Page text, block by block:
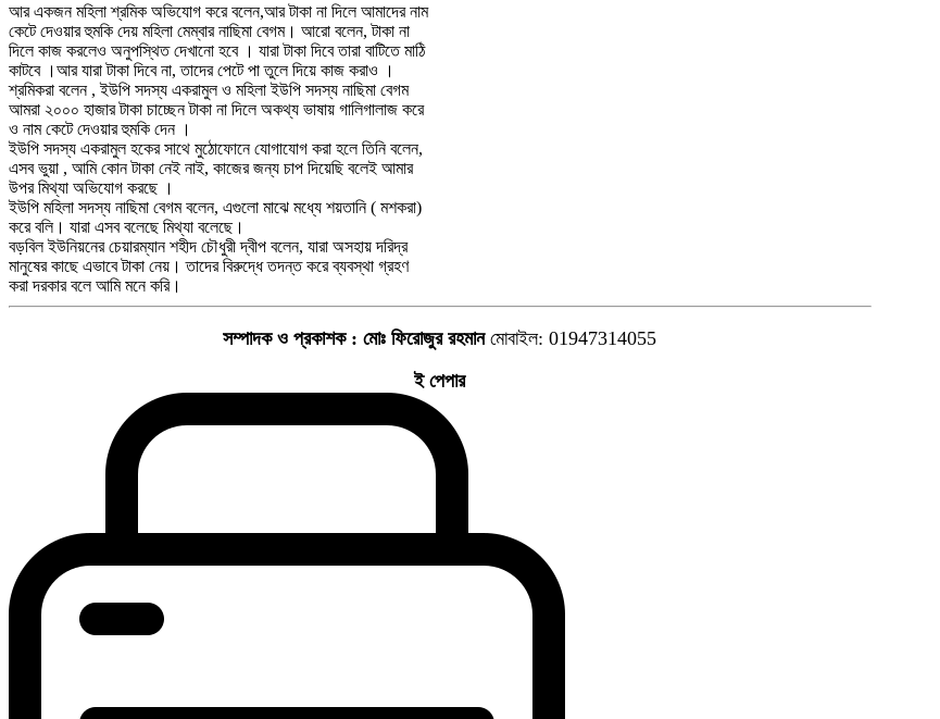
আর একজন মহিলা শ্রমিক অভিযোগ করে বলেন,আর টাকা না দিলে আমাদের নাম
কেটে দেওয়ার হুমকি দেয় মহিলা মেম্বার নাছিমা বেগম। আরো বলেন, টাকা না
দিলে কাজ করলেও অনুপস্থিত দেখানো হবে । যারা টাকা দিবে তারা বাটিতে মাঠি
কাটবে ।আর যারা টাকা দিবে না, তাদের পেটে পা তুলে দিয়ে কাজ করাও ।
শ্রমিকরা বলেন , ইউপি সদস্য একরামুল ও মহিলা ইউপি সদস্য নাছিমা বেগম
আমরা ২০০০ হাজার টাকা চাচ্ছেন টাকা না দিলে অকথ্য ভাষায় গালিগালাজ করে
ও নাম কেটে দেওয়ার হুমকি দেন ।
ইউপি সদস্য একরামুল হকের সাথে মুঠোফোনে যোগাযোগ করা হলে তিনি বলেন,
এসব ভুয়া , আমি কোন টাকা নেই নাই, কাজের জন্য চাপ দিয়েছি বলেই আমার
উপর মিথ্যা অভিযোগ করছে ।
ইউপি মহিলা সদস্য নাছিমা বেগম বলেন, এগুলো মাঝে মধ্যে শয়তানি ( মশকরা)
করে বলি। যারা এসব বলেছে মিথ্যা বলেছে।
বড়বিল ইউনিয়নের চেয়ারম্যান শহীদ চৌধুরী দ্বীপ বলেন, যারা অসহায় দরিদ্র
মানুষের কাছে এভাবে টাকা নেয়। তাদের বিরুদ্ধে তদন্ত করে ব্যবস্থা গ্রহণ
করা দরকার বলে আমি মনে করি।
সম্পাদক ও প্রকাশক : মোঃ ফিরোজুর রহমানমোবাইল: 01947314055
ই পেপার